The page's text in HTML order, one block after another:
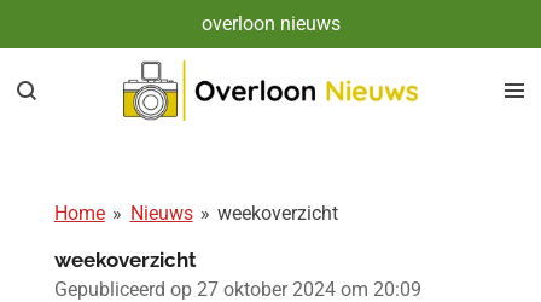
direct
naar
overloon nieuws
Home » Nieuws » weekoverzicht
weekoverzicht
Gepubliceerd op 27 oktober 2024 om 20:09